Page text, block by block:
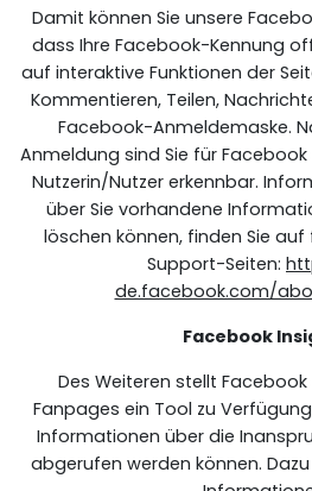
Damit können Sie unsere
dass Ihre Facebook-Kennung
auf interaktive Funktionen der
Kommentieren, Teilen,
Facebook-Anmeldemaske.
Anmeldung sind Sie für
Nutzerin/Nutzer erkennbar.
über Sie vorhandene
löschen können, finden Sie
Support-Seiten:
de.facebook.com/
Facebook
Des Weiteren stellt
Fanpages ein Tool zu
Informationen über die
abgerufen werden können.